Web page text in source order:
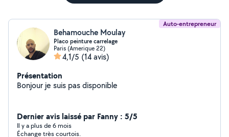
Auto-entrepreneur
Behamouche Moulay
Placo peinture carrelage
Paris (Amerique 22)
4,1/5 (14 avis)
Présentation
Bonjour je suis pas disponible
Dernier avis laissé par Fanny : 5/5
Il y a plus de 6 mois
Échange très courtois.